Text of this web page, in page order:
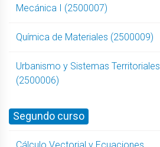
Mecánica I (2500007)
Química de Materiales (2500009)
Urbanismo y Sistemas Territoriales
(2500006)
Segundo curso